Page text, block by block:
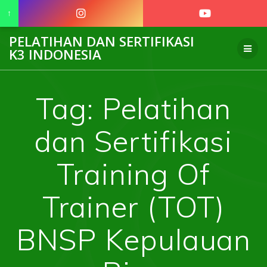
to
PELATIHAN DAN SERTIFIKASI
K3 INDONESIA
Tag: Pelatihan
dan Sertifikasi
Training Of
Trainer (TOT)
BNSP Kepulauan
↑